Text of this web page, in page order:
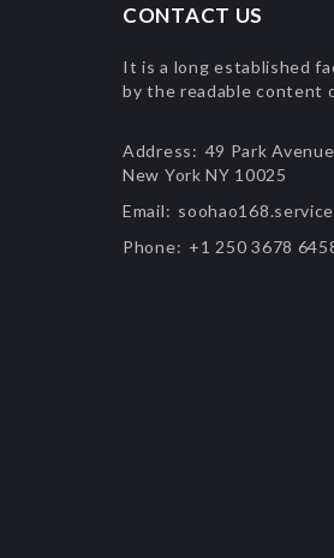
CONTACT US
It is a long established
by the readable content
Address: 49 Park
New York NY 10025
Email:
Phone: +1 250 3678